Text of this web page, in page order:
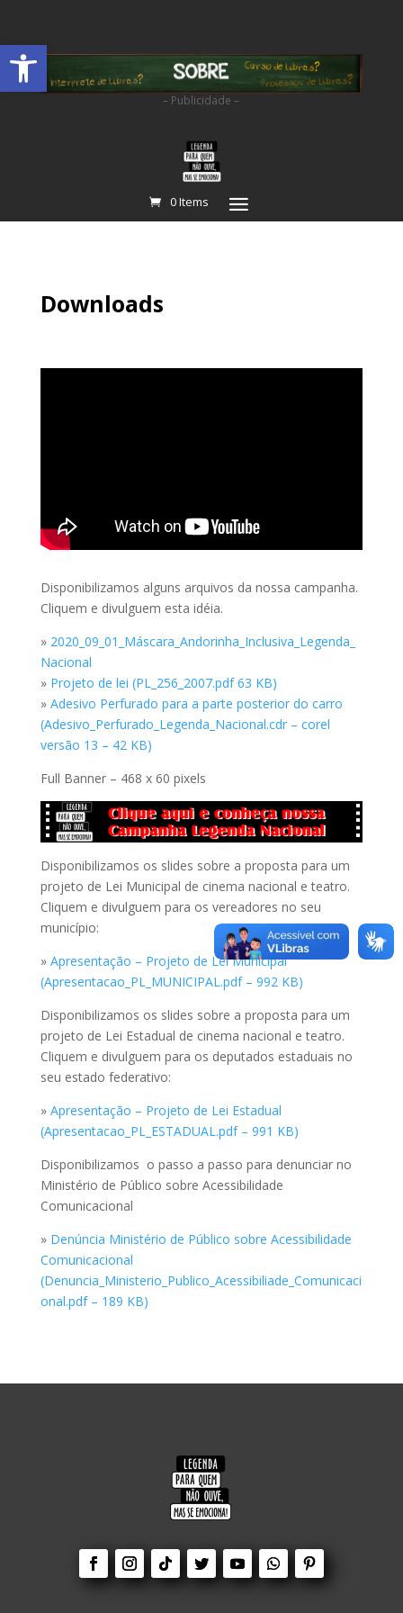
Abrir a barra de ferramentas
– Publicidade –
0 Items
Downloads
Disponibilizamos alguns arquivos da nossa campanha.
Cliquem e divulguem esta idéia.
» 2020_09_01_Máscara_Andorinha_Inclusiva_Legenda_
Nacional
» Projeto de lei (PL_256_2007.pdf 63 KB)
» Adesivo Perfurado para a parte posterior do carro
(Adesivo_Perfurado_Legenda_Nacional.cdr – corel
versão 13 – 42 KB)
Full Banner – 468 x 60 pixels
Disponibilizamos os slides sobre a proposta para um
projeto de Lei Municipal de cinema nacional e teatro.
Cliquem e divulguem para os vereadores no seu
município:
» Apresentação – Projeto de Lei Municipal
(Apresentacao_PL_MUNICIPAL.pdf – 992 KB)
Disponibilizamos os slides sobre a proposta para um
projeto de Lei Estadual de cinema nacional e teatro.
Cliquem e divulguem para os deputados estaduais no
seu estado federativo:
» Apresentação – Projeto de Lei Estadual
(Apresentacao_PL_ESTADUAL.pdf – 991 KB)
Disponibilizamos o passo a passo para denunciar no
Ministério de Público sobre Acessibilidade
Comunicacional
» Denúncia Ministério de Público sobre Acessibilidade
Comunicacional
(Denuncia_Ministerio_Publico_Acessibiliade_Comunicaci
onal.pdf – 189 KB)